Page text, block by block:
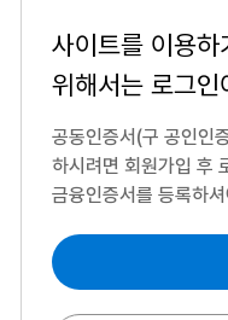
사이트를 이용하
위해서는 로그인
공동인증서(구 공인인
하시려면 회원가입 후
금융인증서를 등록하